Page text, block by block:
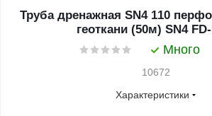
Труба дренажная SN4 110
геоткани (50м) SN4
Много
10672
Характеристики